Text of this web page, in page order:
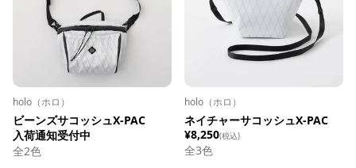
holo（ホロ）
ビーンズサコッシュX-PAC
入荷通知受付中
全2色
holo（ホロ）
ネイチャーサコッシュX-PAC
¥8,250(税込)
全3色